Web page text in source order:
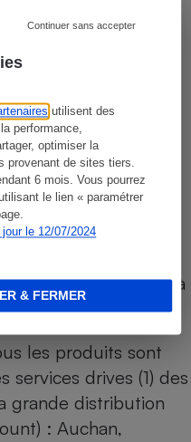
utilisent des
performance,
optimiser la
provenant de sites tiers.
6 mois. Vous pourrez
le lien « paramétrer
le 12/07/2024
Continuer sans accepter
& FERMER
propose le
géolocalisés
sur l’ensemble
Les produits de
sont comparés à
concurrents.
les produits sont
services drives (1) des
grande distribution
: Auchan,